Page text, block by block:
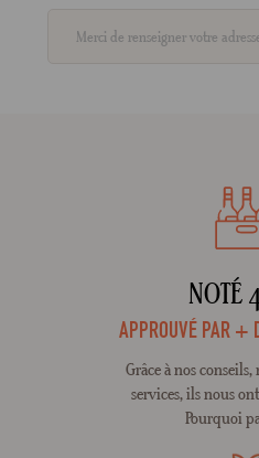
NOTÉ
APPROUVÉ PAR +
Grâce à nos
services, ils nous
Pourquoi